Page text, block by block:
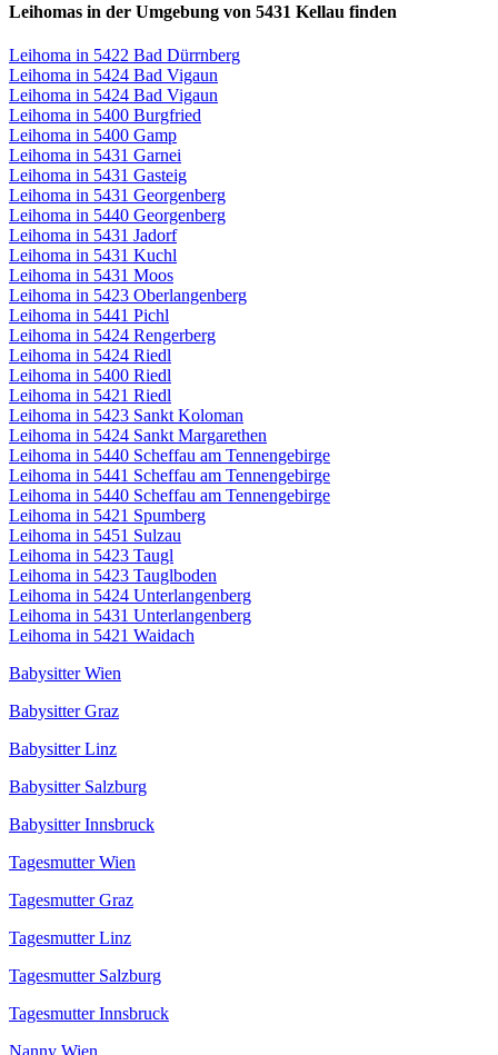
Leihomas in der Umgebung von 5431 Kellau finden
Leihoma in 5422 Bad Dürrnberg
Leihoma in 5424 Bad Vigaun
Leihoma in 5424 Bad Vigaun
Leihoma in 5400 Burgfried
Leihoma in 5400 Gamp
Leihoma in 5431 Garnei
Leihoma in 5431 Gasteig
Leihoma in 5431 Georgenberg
Leihoma in 5440 Georgenberg
Leihoma in 5431 Jadorf
Leihoma in 5431 Kuchl
Leihoma in 5431 Moos
Leihoma in 5423 Oberlangenberg
Leihoma in 5441 Pichl
Leihoma in 5424 Rengerberg
Leihoma in 5424 Riedl
Leihoma in 5400 Riedl
Leihoma in 5421 Riedl
Leihoma in 5423 Sankt Koloman
Leihoma in 5424 Sankt Margarethen
Leihoma in 5440 Scheffau am Tennengebirge
Leihoma in 5441 Scheffau am Tennengebirge
Leihoma in 5440 Scheffau am Tennengebirge
Leihoma in 5421 Spumberg
Leihoma in 5451 Sulzau
Leihoma in 5423 Taugl
Leihoma in 5423 Tauglboden
Leihoma in 5424 Unterlangenberg
Leihoma in 5431 Unterlangenberg
Leihoma in 5421 Waidach
Babysitter Wien
Babysitter Graz
Babysitter Linz
Babysitter Salzburg
Babysitter Innsbruck
Tagesmutter Wien
Tagesmutter Graz
Tagesmutter Linz
Tagesmutter Salzburg
Tagesmutter Innsbruck